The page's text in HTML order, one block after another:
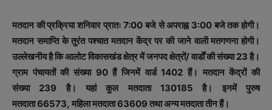
मतदान की प्रक्रिया शनिवार प्रातः 7:00 बजे से अपराह्न 3:00 बजे तक होगी।
मतदान समाप्ति के तुरंत पश्चात मतदान केंद्र पर की जाने वाली मतगणना होगी।
उल्लेखनीय है कि आलोट विकासखंड क्षेत्र में जनपद क्षेत्रों/ वार्डों की संख्या 23 है।
ग्राम पंचायतों की संख्या 90 हैं जिनमें वार्ड 1402 हैं। मतदान केंद्रों की
संख्या 239 है। यहां कुल मतदाता 130185 है। इनमें पुरुष
मतदाता 66573, महिला मतदाता 63609 तथा अन्य मतदाता तीन हैं।